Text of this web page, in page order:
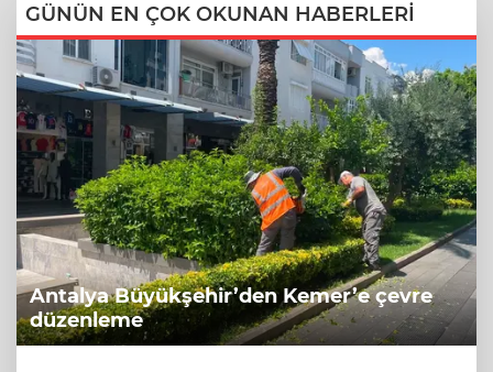
GÜNÜN EN ÇOK OKUNAN HABERLERİ
Antalya Büyükşehir’den Kemer’e çevre
düzenleme